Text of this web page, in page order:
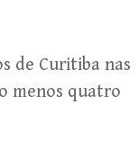
de Curitiba nas
menos quatro